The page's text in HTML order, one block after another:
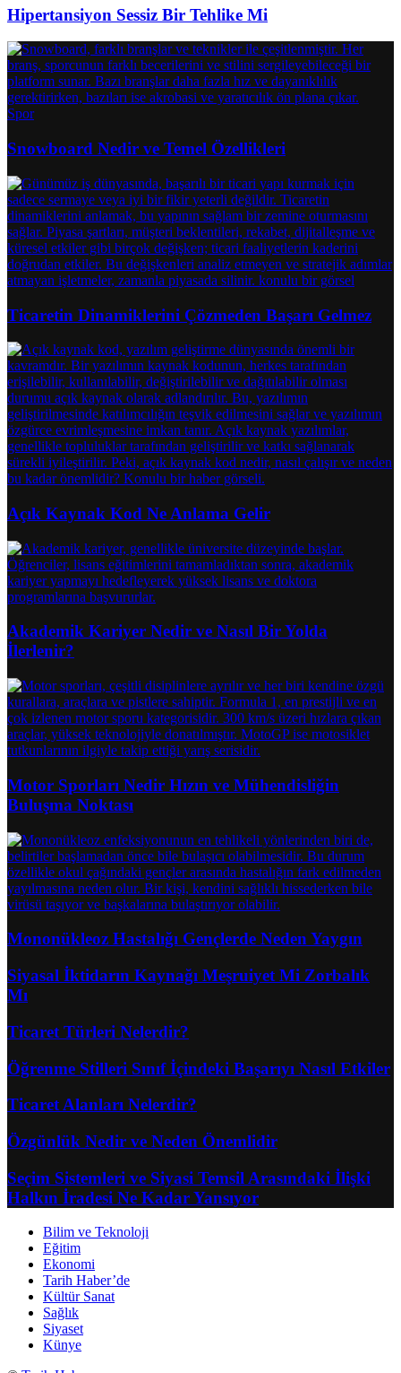
Hipertansiyon Sessiz Bir Tehlike Mi
Spor
Snowboard Nedir ve Temel Özellikleri
Ticaretin Dinamiklerini Çözmeden Başarı Gelmez
Açık Kaynak Kod Ne Anlama Gelir
Akademik Kariyer Nedir ve Nasıl Bir Yolda
İlerlenir?
Motor Sporları Nedir Hızın ve Mühendisliğin
Buluşma Noktası
Mononükleoz Hastalığı Gençlerde Neden Yaygın
Siyasal İktidarın Kaynağı Meşruiyet Mi Zorbalık
Mı
Ticaret Türleri Nelerdir?
Öğrenme Stilleri Sınıf İçindeki Başarıyı Nasıl Etkiler
Ticaret Alanları Nelerdir?
Özgünlük Nedir ve Neden Önemlidir
Seçim Sistemleri ve Siyasi Temsil Arasındaki İlişki
Halkın İradesi Ne Kadar Yansıyor
Bilim ve Teknoloji
Eğitim
Ekonomi
Tarih Haber’de
Kültür Sanat
Sağlık
Siyaset
Künye